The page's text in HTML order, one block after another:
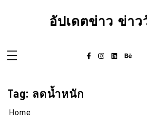
อัปเดตข่าว ข่า
Tag: ลดน้ำหนัก
Home